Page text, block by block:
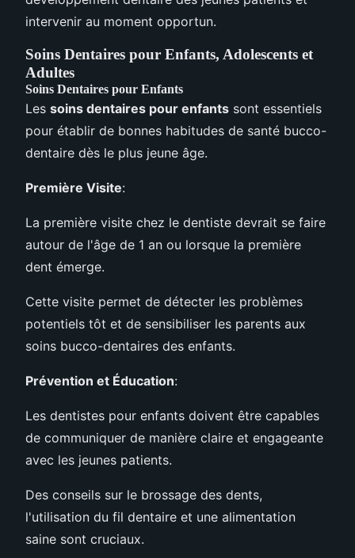
intervenir au moment opportun.
Soins Dentaires pour Enfants, Adolescents et
Adultes
Soins Dentaires pour Enfants
Les soins dentaires pour enfants sont essentiels
pour établir de bonnes habitudes de santé bucco-
dentaire dès le plus jeune âge.
Première Visite:
La première visite chez le dentiste devrait se faire
autour de l'âge de 1 an ou lorsque la première
dent émerge.
Cette visite permet de détecter les problèmes
potentiels tôt et de sensibiliser les parents aux
soins bucco-dentaires des enfants.
Prévention et Éducation:
Les dentistes pour enfants doivent être capables
de communiquer de manière claire et engageante
avec les jeunes patients.
Des conseils sur le brossage des dents,
l'utilisation du fil dentaire et une alimentation
saine sont cruciaux.